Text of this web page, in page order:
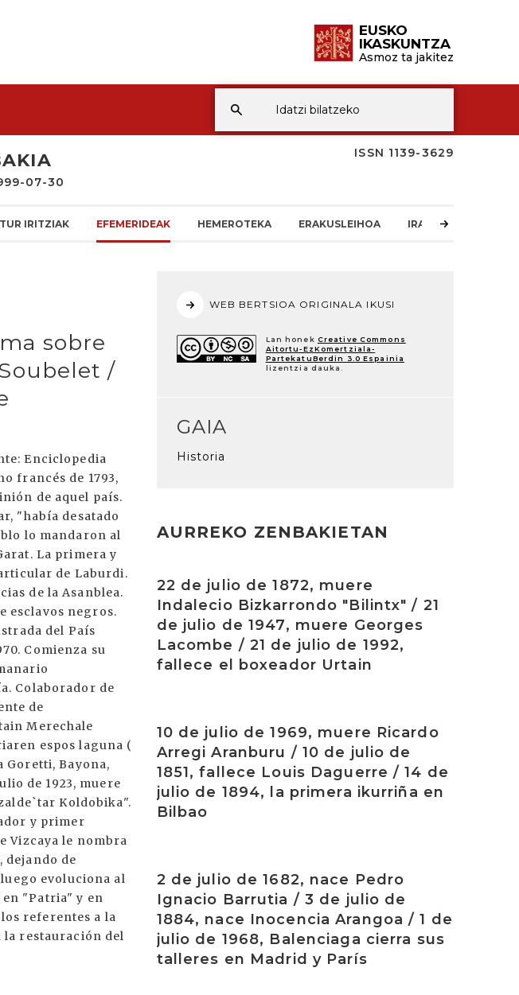
EUSKO
IKASKUNTZA
Asmoz ta jakitez
ISSN 1139-3629
07-30
IRITZIAK EFEMERIDEAK HEMEROTEKA ERAKUSLEIHOA IRAKURLEAREN
sobre
/
Enciclopedia
francés de 1793,
de aquel país.
"había desatado
lo mandaron al
La primera y
de Laburdi.
de la Asanblea.
esclavos negros.
del País
Comienza su
Colaborador de
de
Merechale
espos laguna (
Goretti, Bayona,
de 1923, muere
Koldobika".
y primer
Vizcaya le nombra
dejando de
evoluciona al
en "Patria" y en
referentes a la
la restauración del
WEB BERTSIOA ORIGINALA IKUSI
Lan honek Creative Commons
Aitortu-EzKomertziala-
PartekatuBerdin 3.0 Espainia
lizentzia dauka.
GAIA
Historia
AURREKO ZENBAKIETAN
22 de julio de 1872, muere
Indalecio Bizkarrondo "Bilintx" / 21
de julio de 1947, muere Georges
Lacombe / 21 de julio de 1992,
fallece el boxeador Urtain
10 de julio de 1969, muere Ricardo
Arregi Aranburu / 10 de julio de
1851, fallece Louis Daguerre / 14 de
julio de 1894, la primera ikurriña en
Bilbao
2 de julio de 1682, nace Pedro
Ignacio Barrutia / 3 de julio de
1884, nace Inocencia Arangoa / 1 de
julio de 1968, Balenciaga cierra sus
talleres en Madrid y París